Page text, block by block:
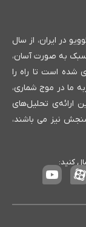
در ایران، از سال
سبک به صورت آسان،
شده است تا راه را
ما در موج شماری،
ارائه‌ی تحلیل‌های
نیز می باشند،
کنید: